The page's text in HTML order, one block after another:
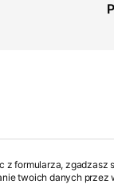
z formularza, zgadzasz
twoich danych przez